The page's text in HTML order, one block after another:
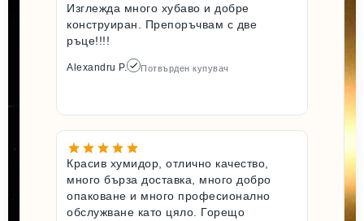
Изглежда много хубаво и добре
конструиран. Препоръчвам с две
ръце!!!!
Alexandru P. Потвърден купувач
Красив хумидор, отлично качество,
много бърза доставка, много добро
опаковане и много професионално
обслужване като цяло. Горещо